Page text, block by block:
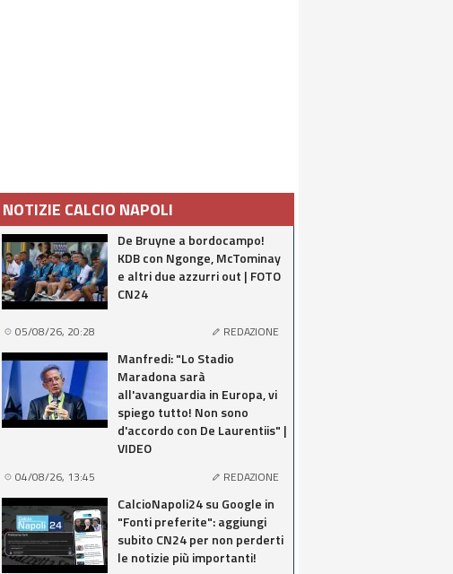
NOTIZIE CALCIO NAPOLI
De Bruyne a bordocampo!
KDB con Ngonge, McTominay
e altri due azzurri out | FOTO
CN24
05/08/26, 20:28 REDAZIONE
Manfredi: "Lo Stadio
Maradona sarà
all'avanguardia in Europa, vi
spiego tutto! Non sono
d'accordo con De Laurentiis" |
VIDEO
04/08/26, 13:45 REDAZIONE
CalcioNapoli24 su Google in
"Fonti preferite": aggiungi
subito CN24 per non perderti
le notizie più importanti!